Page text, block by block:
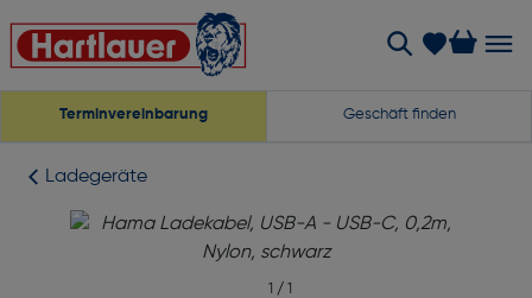
Terminvereinbarung Geschäft finden
Ladegeräte
1 / 1